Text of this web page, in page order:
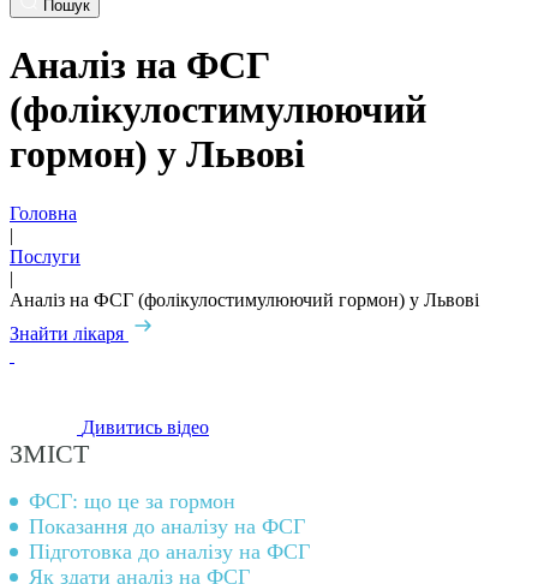
Пошук
Аналіз на ФСГ
(фолікулостимулюючий
гормон) у Львові
Головна
|
Послуги
|
Аналіз на ФСГ (фолікулостимулюючий гормон) у Львові
Знайти лікаря
Дивитись відео
ЗМІСТ
ФСГ: що це за гормон
Показання до аналізу на ФСГ
Підготовка до аналізу на ФСГ
Як здати аналіз на ФСГ